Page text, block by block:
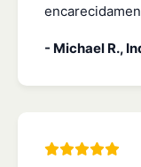
- Michael R.,